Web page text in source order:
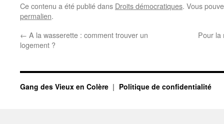
Ce contenu a été publié dans Droits démocratiques. Vous
permalien.
← A la wasserette : comment trouver un
logement ?
Pour la
Gang des Vieux en Colère Politique de confidentialité